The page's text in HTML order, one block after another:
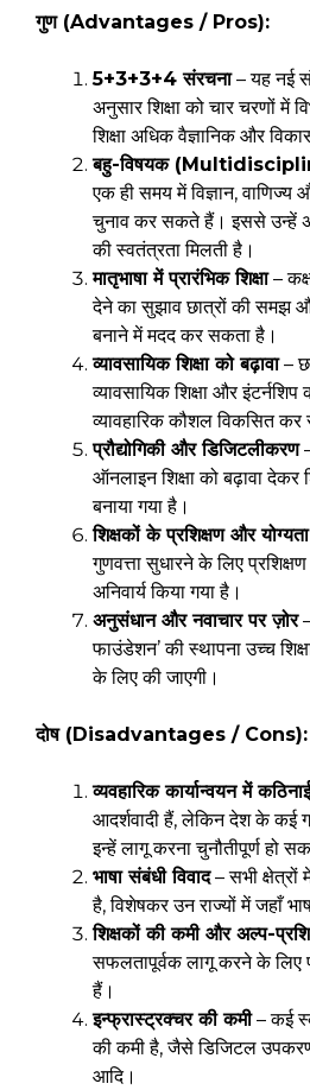
गुण (Advantages / Pros):
5+3+3+4 संरचना– यह नई
अनुसार शिक्षा को चार चरणों में
शिक्षा अधिक वैज्ञानिक और
बहु-विषयक
एक ही समय में विज्ञान, वाणिज्य
चुनाव कर सकते हैं। इससे उन्हें
की स्वतंत्रता मिलती है।
मातृभाषा में प्रारंभिक शिक्षा–
देने का सुझाव छात्रों की समझ
बनाने में मदद कर सकता है।
व्यावसायिक शिक्षा को बढ़ावा–
व्यावसायिक शिक्षा और
व्यावहारिक कौशल विकसित
प्रौद्योगिकी और डिजिटलीकरण
ऑनलाइन शिक्षा को बढ़ावा
बनाया गया है।
शिक्षकों के प्रशिक्षण और
गुणवत्ता सुधारने के लिए
अनिवार्य किया गया है।
अनुसंधान और नवाचार पर ज़ोर
फाउंडेशन’ की स्थापना उच्च
के लिए की जाएगी।
दोष (Disadvantages / Cons):
व्यवहारिक कार्यान्वयन में कठिनाई
आदर्शवादी हैं, लेकिन देश के कई
इन्हें लागू करना चुनौतीपूर्ण हो
भाषा संबंधी विवाद– सभी क्षेत्रों
है, विशेषकर उन राज्यों में जहाँ
शिक्षकों की कमी और अल्प-
सफलतापूर्वक लागू करने के लिए
हैं।
इन्फ्रास्ट्रक्चर की कमी– कई
की कमी है, जैसे डिजिटल
आदि।